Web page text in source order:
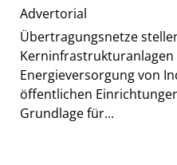
Advertorial
Übertragungsnetze
Kerninfrastrukturanlagen
Energieversorgung von
öffentlichen
Grundlage für...